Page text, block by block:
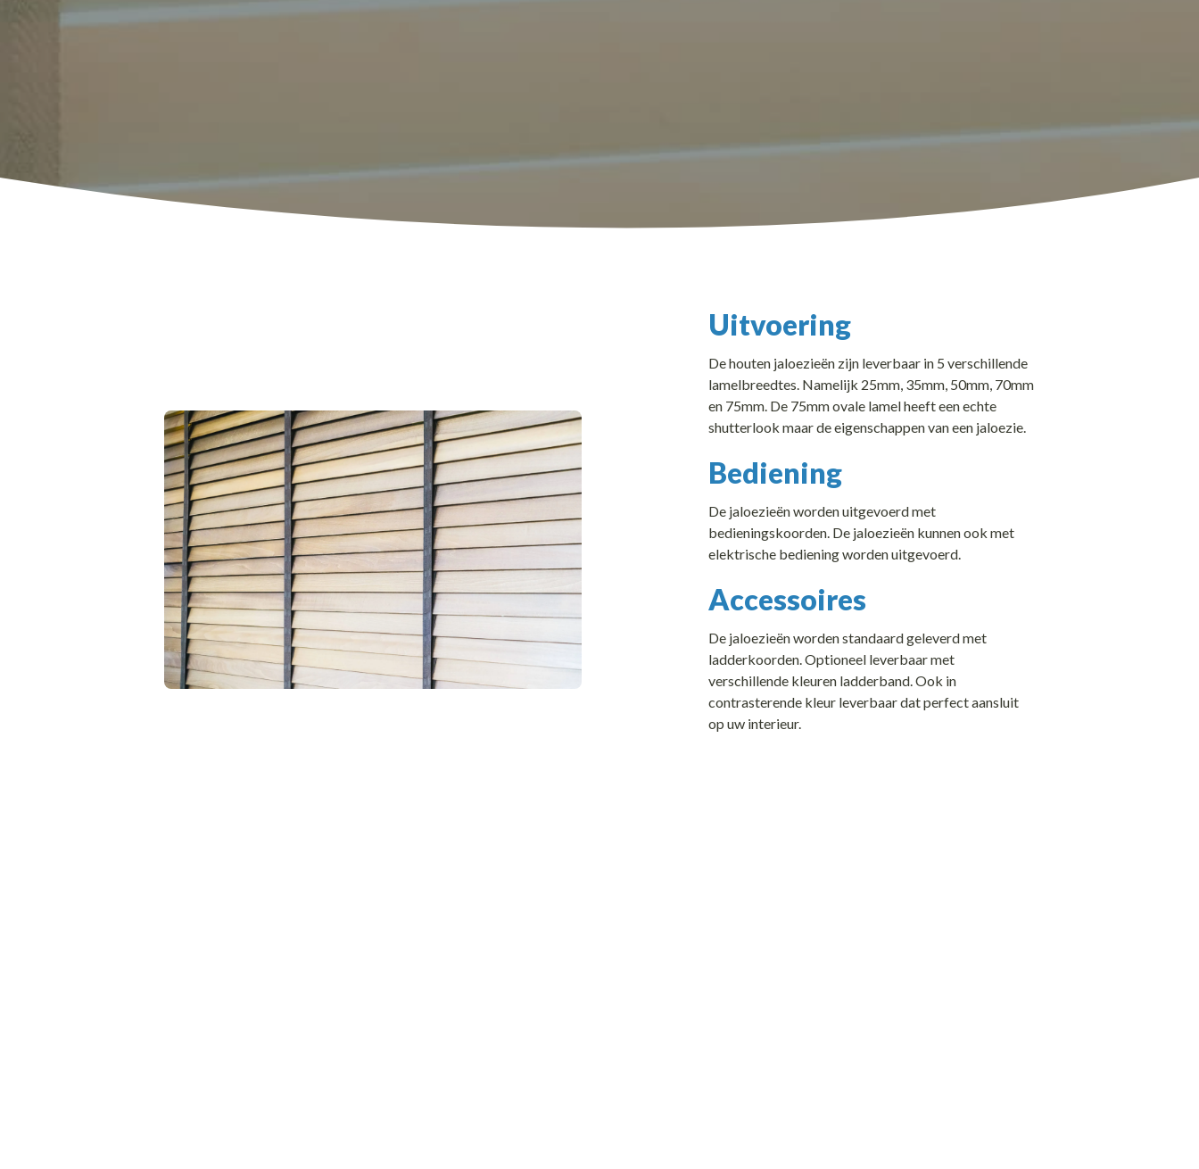
Uitvoering
De houten jaloezieën zijn leverbaar in 5 verschillende
lamelbreedtes. Namelijk 25mm, 35mm, 50mm, 70mm
en 75mm. De 75mm ovale lamel heeft een echte
shutterlook maar de eigenschappen van een jaloezie.
Bediening
De jaloezieën worden uitgevoerd met
bedieningskoorden. De jaloezieën kunnen ook met
elektrische bediening worden uitgevoerd.
Accessoires
De jaloezieën worden standaard geleverd met
ladderkoorden. Optioneel leverbaar met
verschillende kleuren ladderband. Ook in
contrasterende kleur leverbaar dat perfect aansluit
op uw interieur.